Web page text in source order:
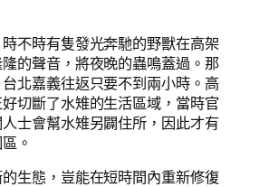
不時有隻發光奔馳的野獸在高架
的聲音，將夜晚的蟲鳴蓋過。那
北嘉義往返只要不到兩小時。高
切斷了水雉的生活區域，當時官
士會幫水雉另闢住所，因此才有
。
生態，豈能在短時間內重新修復